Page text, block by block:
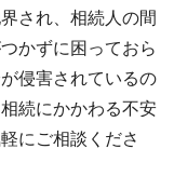
され、相続人の間
かずに困っておら
侵害されているの
続にかかわる不安
にご相談くださ